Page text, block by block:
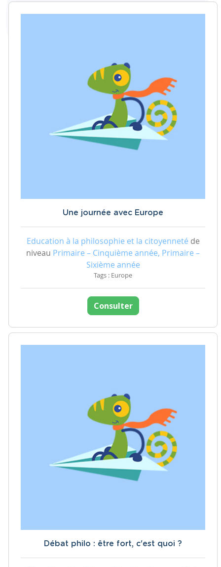
Une journée avec Europe
Education à la philosophie et la citoyenneté de
niveau Primaire – Cinquième année, Primaire –
Sixième année
Tags : Europe
Consulter
Débat philo : être fort, c'est quoi ?